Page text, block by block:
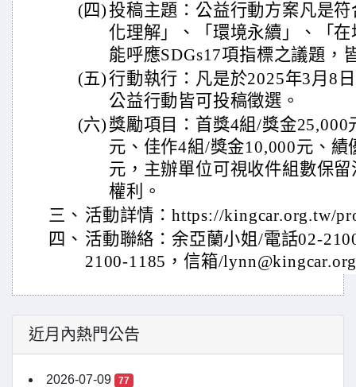
(四)投稿主題：公益行動方案凡是
化理解」、「環境永續」、「
能呼應SDGs17項指標之議題，
(五)行動執行：凡是於2025年3月8
公益行動皆可投稿徵選。
(六) 獎勵項目：首獎4組/獎金
元、佳作4組/獎金10,000元、
元，主辦單位可視收件組數保
權利。
三、 活動詳情：https://kingcar.org.tw/
四、 活動聯絡：余亞蘭小姐/電話02-
2100-1185，信箱/
近月內熱門公告
2026-07-09 77